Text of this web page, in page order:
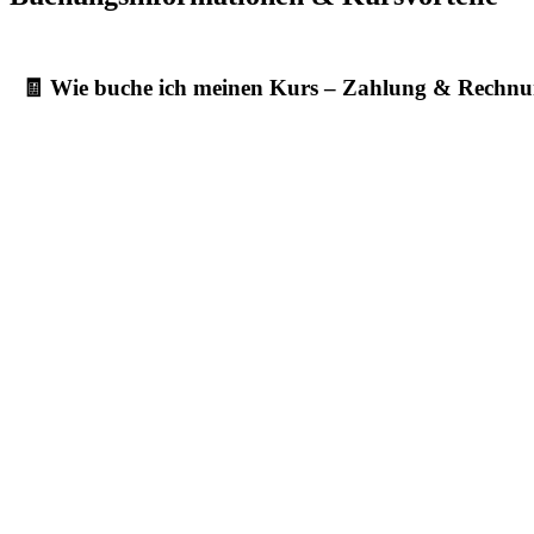
🧾 Wie buche ich meinen Kurs – Zahlung &